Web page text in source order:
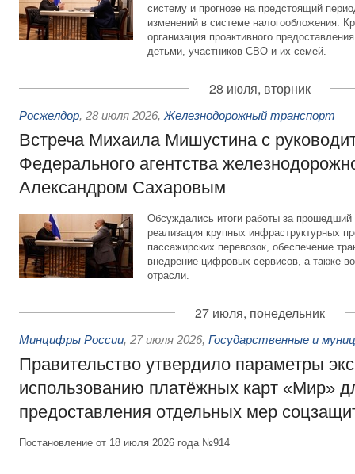
систему и прогнозе на предстоящий
изменений в системе налогообложения.
организация проактивного
детьми, участников СВО и их семей.
28 июля, вторник
Росжелдор, 28 июля 2026, Железнодорожный транспорт
Встреча Михаила Мишустина с
Федерального агентства
Александром Сахаровым
Обсуждались итоги работы за
реализация крупных инфраструктурных
пассажирских перевозок, обеспечение
внедрение цифровых сервисов, а также
отрасли.
27 июля, понедельник
Минцифры России, 27 июля 2026, Государственные и
Правительство утвердило параметры
использованию платёжных карт «Мир»
предоставления отдельных мер
Постановление от 18 июля 2026 года №914